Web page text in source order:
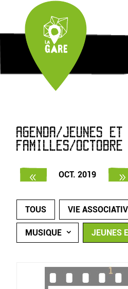
AGENDA/JEUNES ET
FAMILLES/
OCT. 2019
TOUS VIE
MUSIQUE JEUNES